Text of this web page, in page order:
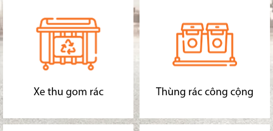
Xe thu gom rác Thùng rác công cộng